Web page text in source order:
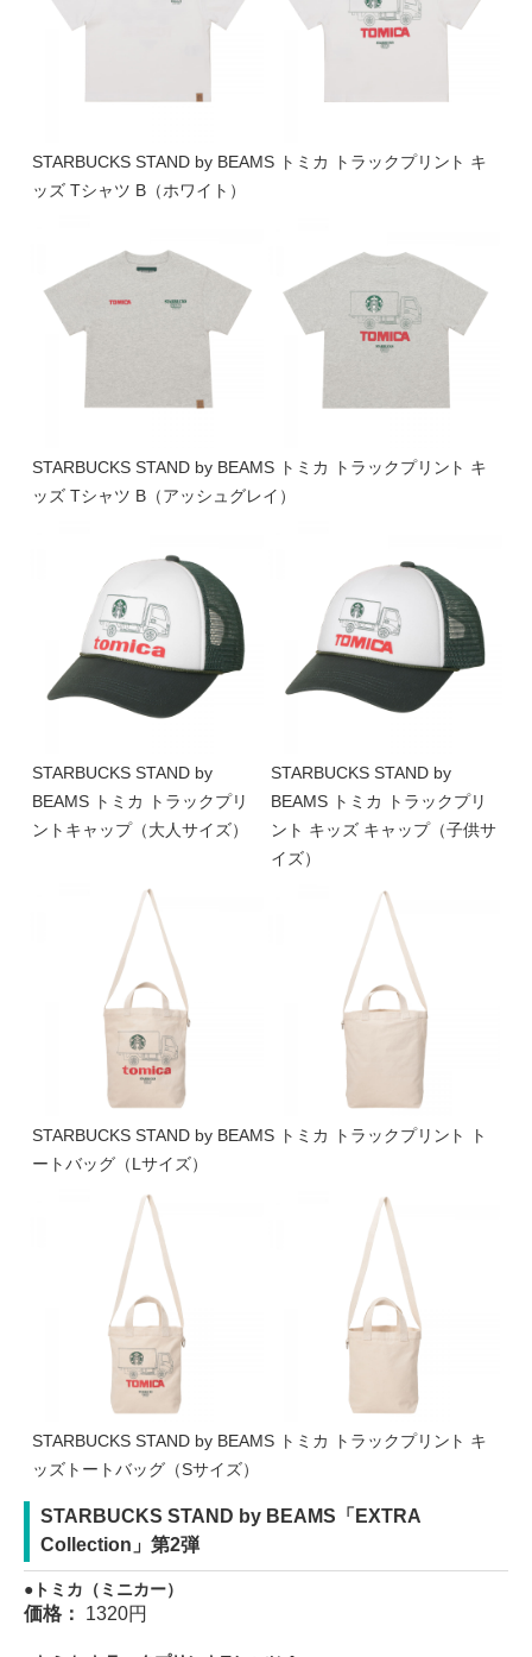
STARBUCKS STAND by BEAMS トミカ トラックプリント キ
ッズ Tシャツ B（ホワイト）
STARBUCKS STAND by BEAMS トミカ トラックプリント キ
ッズ Tシャツ B（アッシュグレイ）
STARBUCKS STAND by
BEAMS トミカ トラックプリ
ントキャップ（大人サイズ）
STARBUCKS STAND by
BEAMS トミカ トラックプリ
ント キッズ キャップ（子供サ
イズ）
STARBUCKS STAND by BEAMS トミカ トラックプリント ト
ートバッグ（Lサイズ）
STARBUCKS STAND by BEAMS トミカ トラックプリント キ
ッズトートバッグ（Sサイズ）
STARBUCKS STAND by BEAMS「EXTRA
Collection」第2弾
トミカ（ミニカー）
価格： 1320円